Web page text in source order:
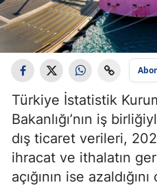
Türkiye İstatistik
Bakanlığı’nın iş
dış ticaret verileri,
ihracat ve ithalatın
açığının ise